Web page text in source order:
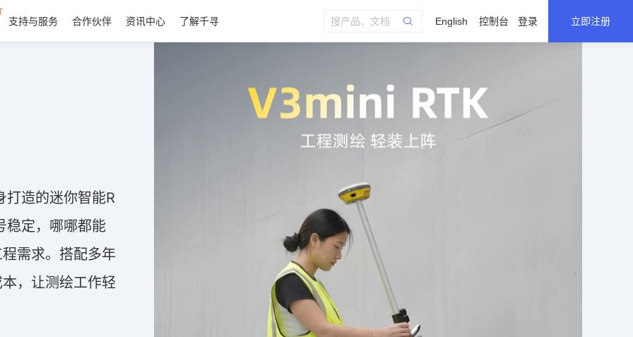
支持与服务 合作伙伴 资讯中心 了解千寻 English 控制台 登录 立即注册
造的迷你智能R
稳定，哪哪都能
需求。搭配多年
，让测绘工作轻